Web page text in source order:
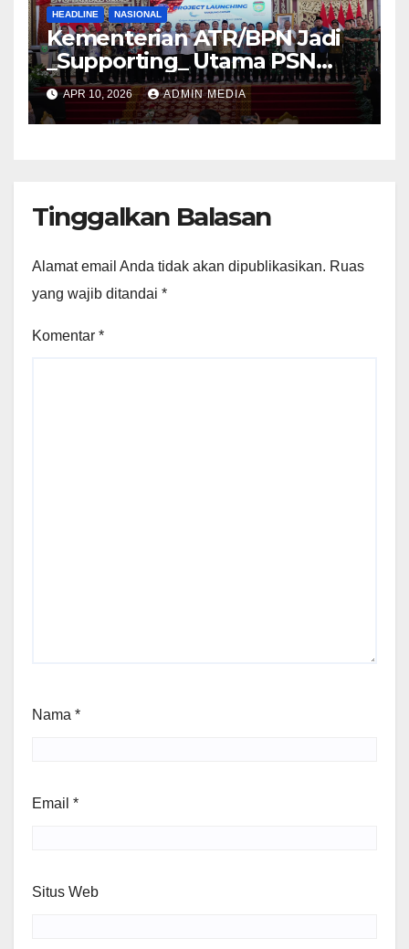
HEADLINE NASIONAL
Kementerian ATR/BPN Jadi
_Supporting_ Utama PSN
Pelabuhan Palembang Baru
Tanjung Carat
APR 10, 2026 ADMIN MEDIA
Tinggalkan Balasan
Alamat email Anda tidak akan dipublikasikan. Ruas
yang wajib ditandai *
Komentar *
Nama *
Email *
Situs Web